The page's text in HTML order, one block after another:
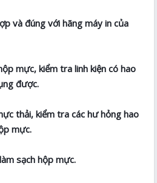
và đúng với hãng máy in của
mực, kiểm tra linh kiện có hao
được.
thải, kiểm tra các hư hỏng hao
mực.
sạch hộp mực.